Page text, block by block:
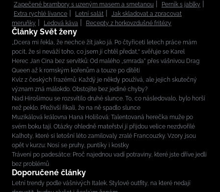
Zapečené brambory s uzeným masem a smetanou
Perník s jablky
Extra rychlé lívance
Letní salát
Jak skladovat a zpracovat
meruňky
Ledová káva Recepty z horkovzdušné fritézy
Články Svět ženy
„Dcera mi řekla, že nechce žít jako já. Po čtyřiceti letech práce mám
pocit, že si neváží toho, co jsem jí chtěl předat,“ svěřuje se Karel
Herec Jan Cina bez servítků: Od malého „smrada” přes vášnivou Drag
Queen až k romským kořenům a touze po dítěti
Kvíz z českých frazémů: Každý je někdy používá, ale jejich skutečný
význam zná málokdo. Obstojíte bez jediné chyby?
Nad Hirošimou se rozsvítilo druhé slunce. To, co následovalo, bylo horší
než peklo. Přeživší říkali, že na ně spadlo slunce
Muzikálová královna Hana Holišová: Talentovaná herečka muže po
svém boku tají. Otázky ohledně mateřství jí přijdou velice nezdvořilé
Kalhoty, které si letošní léto zamilovaly zralé Francouzky. Vzory jsou
opět v kurzu: Nosí se pruhy, puntíky i kostky
Trávení po padesátce: Proč najednou vadí potraviny, které jste dříve jedli
bez problémů
Doporučené články
Letní trendy podle vášnivých Italek. Stylové outfity, na které nedají